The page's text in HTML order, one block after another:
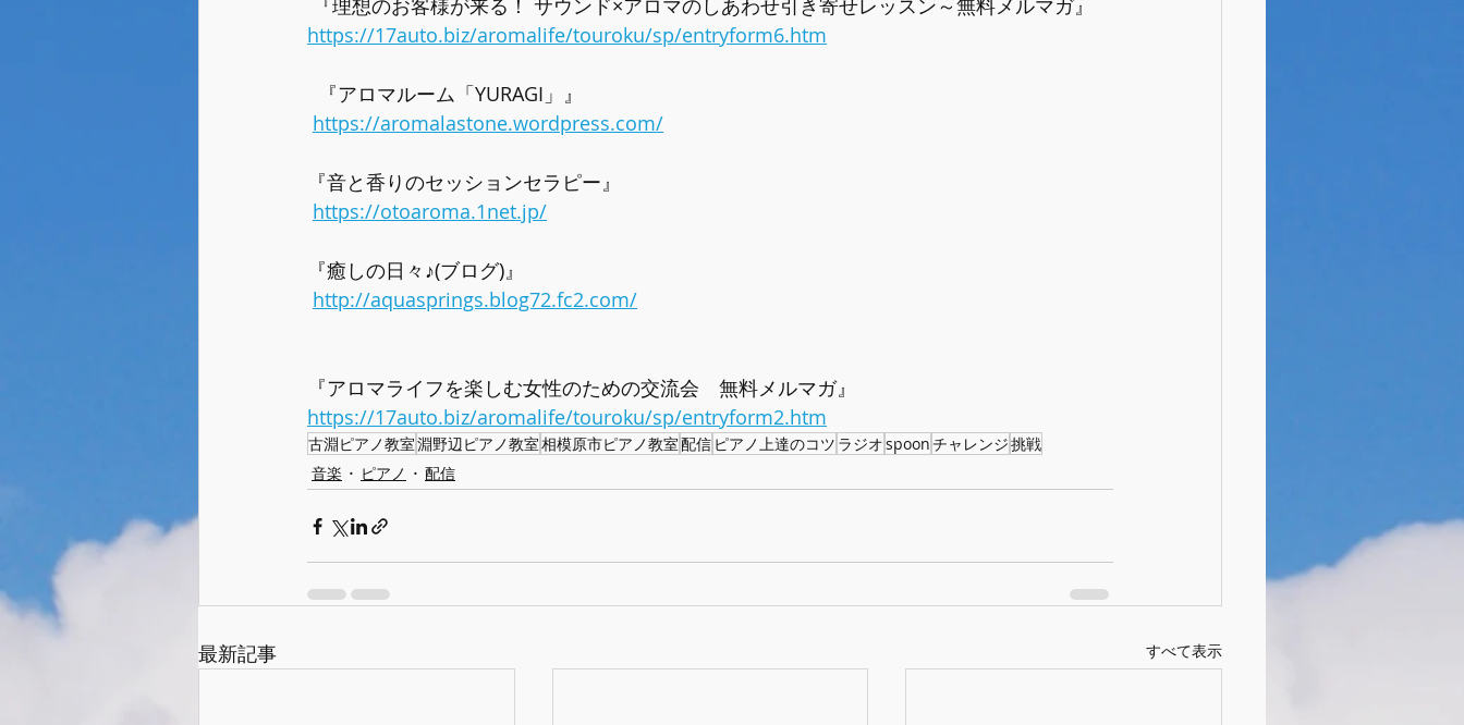
『理想のお客様が来る！ サウンド×アロマのしあわせ引き寄せレッスン～無料メルマガ』
https://17auto.biz/aromalife/touroku/sp/entryform6.htm
  『アロマルーム「YURAGI」』
https://aromalastone.wordpress.com/
『音と香りのセッションセラピー』
https://otoaroma.1net.jp/
『癒しの日々♪(ブログ)』
http://aquasprings.blog72.fc2.com/
『アロマライフを楽しむ女性のための交流会　無料メルマガ』
https://17auto.biz/aromalife/touroku/sp/entryform2.htm
古淵ピアノ教室淵野辺ピアノ教室相模原市ピアノ教室配信 ピアノ上達のコツ ラジオspoonチャレンジ挑戦
音楽
ピアノ 配信
最新記事 すべて表示